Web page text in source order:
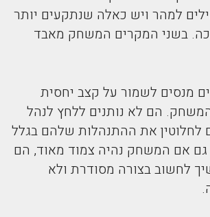
למהר ויש כאלה שנתקעים יותר
בשני המקרים המשחק מאבד
מנסים לשמור על קצב יחסית
הם לא נותנים ללחץ לנהל
לחלוטין את ההתנהלות שלהם בגלל
גם אם המשחק נהיה צמוד מאוד, הם
לחשוב בצורה מסודרת ולא